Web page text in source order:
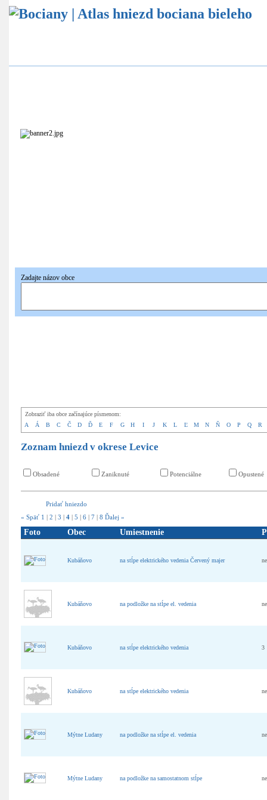
Zadajte názov obce
Zobraziť iba obce začínajúce písmenom:
A
Á B C Č D Ď E F G H I J K L Ľ M N Ň O P Q R
Zoznam hniezd v okrese Levice
Obsadené Zaniknuté Potenciálne Opustené
Pridať hniezdo
« Späť 1 2 3 4 5 6 7 8 Ďalej »
Foto Obec Umiestnenie
Kubáňovo na stĺpe elektrického vedenia Červený majer
Kubáňovo na podložke na stĺpe el. vedenia
Kubáňovo na stĺpe elektrického vedenia 3
Kubáňovo na stĺpe elektrického vedenia
Mýtne Ludany na podložke na stĺpe el. vedenia
Mýtne Ludany na podložke na samostatnom stĺpe